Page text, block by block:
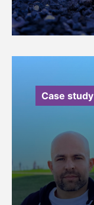
Case study